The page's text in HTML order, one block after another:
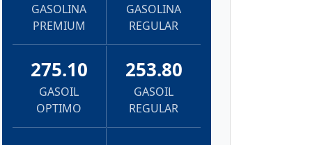
GASOLINA
PREMIUM
GASOLINA
REGULAR
275.10
GASOIL
OPTIMO
253.80
GASOIL
REGULAR